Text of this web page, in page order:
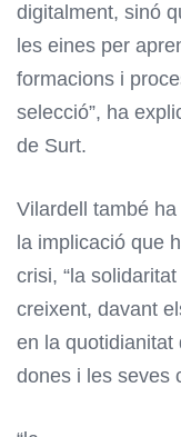
digitalment, sinó
les eines per
formacions i
selecció”, ha
de Surt.
Vilardell també
la implicació que
crisi, “la
creixent, davant
en la quotidianitat
dones i les seves